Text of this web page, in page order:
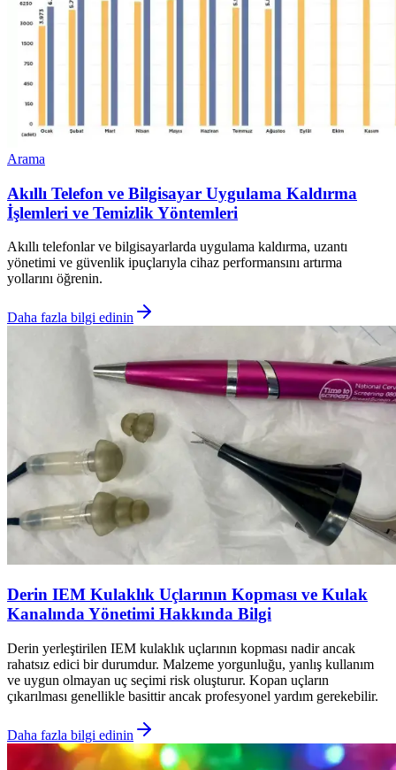
Arama
Akıllı Telefon ve Bilgisayar Uygulama Kaldırma
İşlemleri ve Temizlik Yöntemleri
Akıllı telefonlar ve bilgisayarlarda uygulama kaldırma, uzantı
yönetimi ve güvenlik ipuçlarıyla cihaz performansını artırma
yollarını öğrenin.
Daha fazla bilgi edinin
Derin IEM Kulaklık Uçlarının Kopması ve Kulak
Kanalında Yönetimi Hakkında Bilgi
Derin yerleştirilen IEM kulaklık uçlarının kopması nadir ancak
rahatsız edici bir durumdur. Malzeme yorgunluğu, yanlış kullanım
ve uygun olmayan uç seçimi risk oluşturur. Kopan uçların
çıkarılması genellikle basittir ancak profesyonel yardım gerekebilir.
Daha fazla bilgi edinin